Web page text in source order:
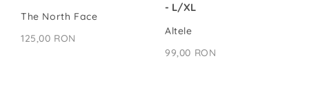
The North Face
125,00 RON
- L/XL
Altele
99,00 RON